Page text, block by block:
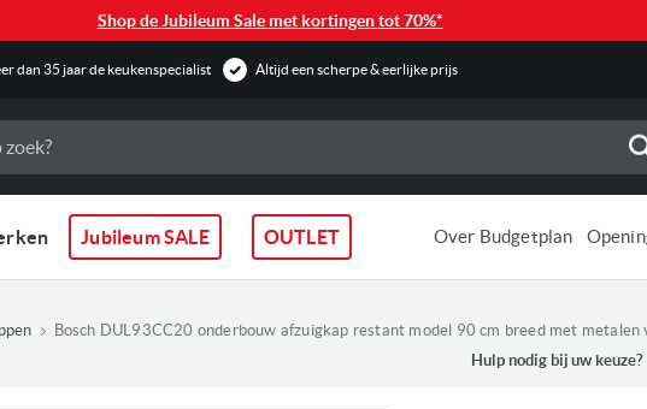
Shop de Jubileum Sale met kortingen tot 70%*
dan 35 jaar de keukenspecialist Altijd een scherpe & eerlijke prijs
Jubileum SALE OUTLET Over Budgetplan
Bosch DUL93CC20 onderbouw afzuigkap restant model 90 cm breed met metalen
Hulp nodig bij uw keuze?